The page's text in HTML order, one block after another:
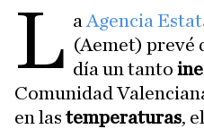
L a Agencia
(Aemet) prevé
día un tanto
Comunidad
en las temperaturas,